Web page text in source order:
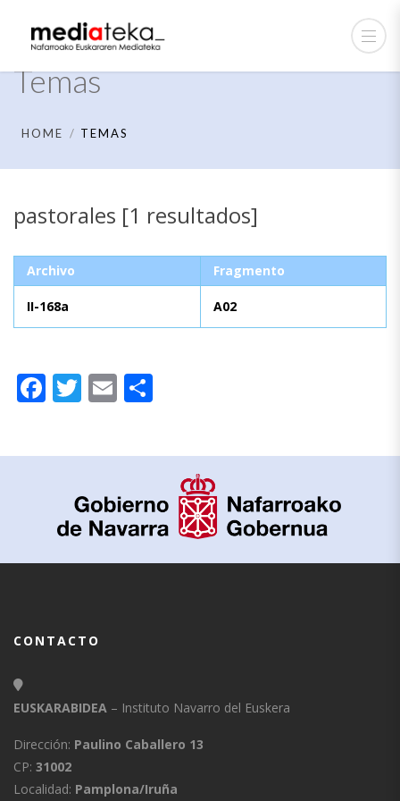
Temas
HOME TEMAS
pastorales [1 resultados]
Archivo Fragmento
II-168a A02
Facebook
Twitter
Email
CONTACTO
EUSKARABIDEA – Instituto Navarro del Euskera
Dirección: Paulino Caballero 13
CP: 31002
Localidad: Pamplona/Iruña